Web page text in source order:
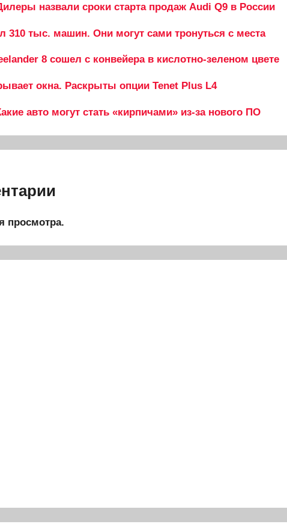
назвали сроки старта продаж Audi Q9 в России
310 тыс. машин. Они могут сами тронуться с места
8 сошел с конвейера в кислотно-зеленом цвете
окна. Раскрыты опции Tenet Plus L4
авто могут стать «кирпичами» из-за нового ПО
просмотра.